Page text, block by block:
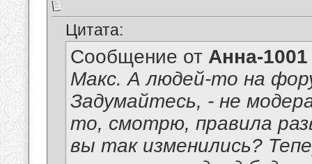
Цитата:
Сообщение от Анна-1001
Макс. А людей-то на
Задумайтесь, - не
то, смотрю, правила
вы так изменились?